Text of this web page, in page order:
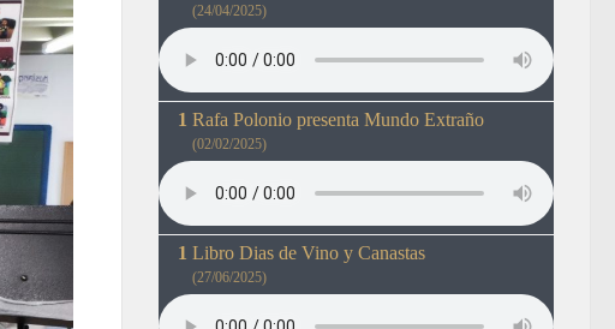
(24/04/2025)
Rafa Polonio presenta Mundo Extraño
(02/02/2025)
Libro Dias de Vino y Canastas
(27/06/2025)